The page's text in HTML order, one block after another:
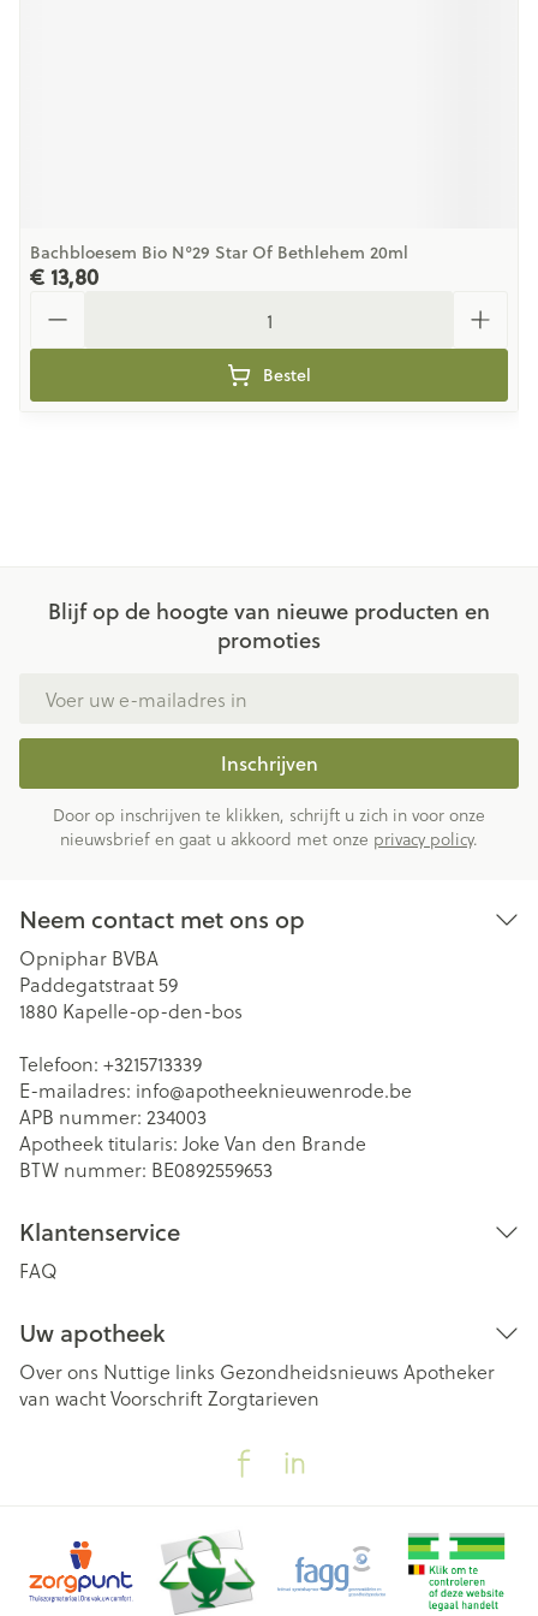
Bachbloesem Bio N°29 Star Of Bethlehem 20ml
€ 13,80
Bestel
Blijf op de hoogte van nieuwe producten en
promoties
Inschrijven
Door op inschrijven te klikken, schrijft u zich in voor onze
nieuwsbrief en gaat u akkoord met onze privacy policy.
Neem contact met ons op
Opniphar BVBA
Paddegatstraat 59
1880 Kapelle-op-den-bos
Telefoon: +3215713339
E-mailadres: info@apotheeknieuwenrode.be
APB nummer: 234003
Apotheek titularis: Joke Van den Brande
BTW nummer: BE0892559653
Klantenservice
FAQ
Uw apotheek
Over ons Nuttige links Gezondheidsnieuws Apotheker
van wachtVoorschriftZorgtarieven